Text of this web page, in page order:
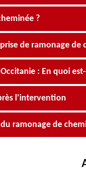
?
de ramonage de
: En quoi
l’intervention
ramonage de